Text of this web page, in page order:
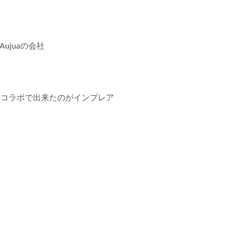
の会社
ラボで出来たのがインプレア